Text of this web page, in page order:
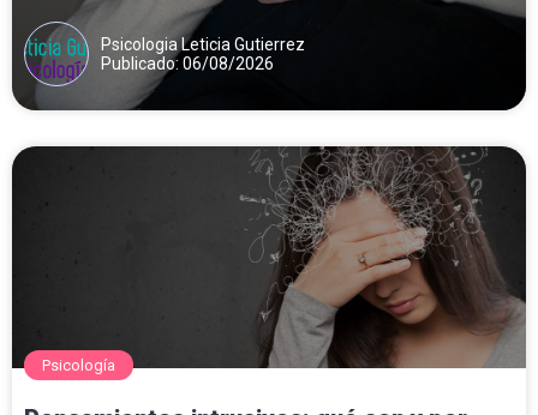
Psicologia Leticia Gutierrez
Publicado: 06/08/2026
Psicología